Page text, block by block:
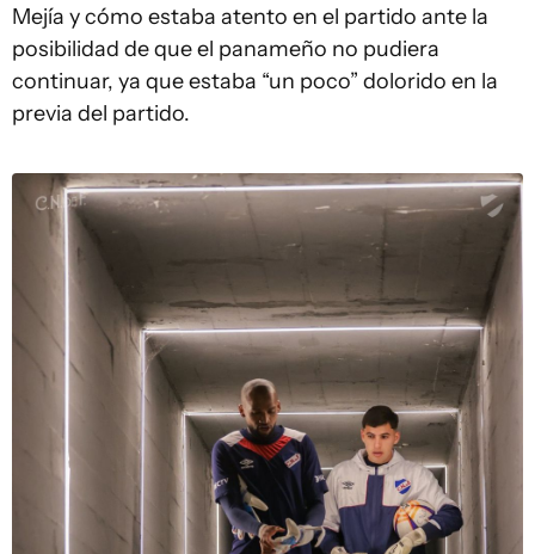
Mejía y cómo estaba atento en el partido ante la
posibilidad de que el panameño no pudiera
continuar, ya que estaba “un poco” dolorido en la
previa del partido.